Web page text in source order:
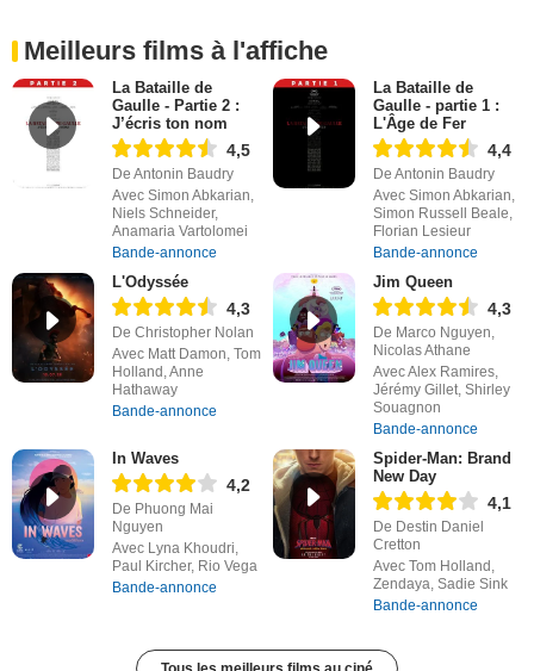
Meilleurs films à l'affiche
La Bataille de
Gaulle - Partie 2 :
J’écris ton nom
4,5
De Antonin Baudry
Avec Simon Abkarian,
Niels Schneider,
Anamaria Vartolomei
Bande-annonce
La Bataille de
Gaulle - partie 1 :
L'Âge de Fer
4,4
De Antonin Baudry
Avec Simon Abkarian,
Simon Russell Beale,
Florian Lesieur
Bande-annonce
L'Odyssée
4,3
De Christopher Nolan
Avec Matt Damon, Tom
Holland, Anne
Hathaway
Bande-annonce
Jim Queen
4,3
De Marco Nguyen,
Nicolas Athane
Avec Alex Ramires,
Jérémy Gillet, Shirley
Souagnon
Bande-annonce
In Waves
4,2
De Phuong Mai
Nguyen
Avec Lyna Khoudri,
Paul Kircher, Rio Vega
Bande-annonce
Spider-Man: Brand
New Day
4,1
De Destin Daniel
Cretton
Avec Tom Holland,
Zendaya, Sadie Sink
Bande-annonce